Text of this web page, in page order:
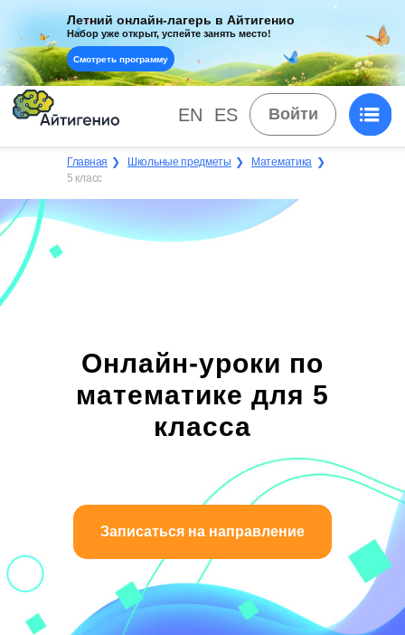
Смотреть программу
Летний онлайн-лагерь в Айтигенио
Набор уже открыт, успейте занять место!
Войти
EN ES
5 класс
Главная ❯ Школьные предметы ❯ Математика ❯
Онлайн-уроки по
математике для 5
класса
Записаться на направление